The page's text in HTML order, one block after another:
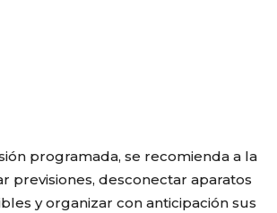
programada, se recomienda a la
previsiones, desconectar aparatos
y organizar con anticipación sus